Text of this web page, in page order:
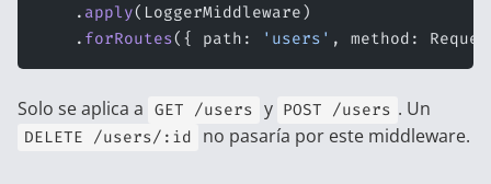
    .
apply(LoggerMiddleware)
    .
forRoutes({ path: 'users' , method:
Solo se aplica a GET /users y POST /users . Un
DELETE /users/:id no pasaría por este middleware.